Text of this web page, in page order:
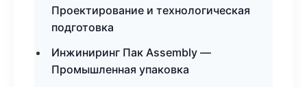
Проектирование и технологическая
подготовка
Инжиниринг Пак Assembly —
Промышленная упаковка